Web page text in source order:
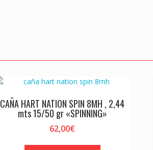
CAÑA HART NATION SPIN 8MH , 2,44
mts 15/50 gr «SPINNING»
62,00€